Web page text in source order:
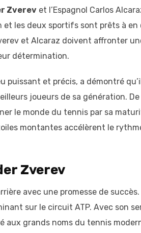
Zverev et l’Espagnol Carlos
les deux sportifs sont prêts à
et Alcaraz doivent affronter
détermination.
puissant et précis, a démontré
joueurs de sa génération.
le monde du tennis par sa
montantes accélèrent le
Zverev
avec une promesse de
sur le circuit ATP. Avec son
aux grands noms du tennis